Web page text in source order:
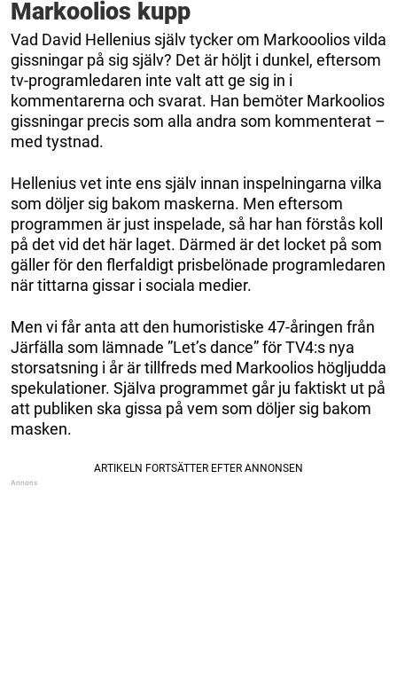
Markoolios kupp
Vad David Hellenius själv tycker om Markooolios vilda
gissningar på sig själv? Det är höljt i dunkel, eftersom
tv-programledaren inte valt att ge sig in i
kommentarerna och svarat. Han bemöter Markoolios
gissningar precis som alla andra som kommenterat –
med tystnad.
Hellenius vet inte ens själv innan inspelningarna vilka
som döljer sig bakom maskerna. Men eftersom
programmen är just inspelade, så har han förstås koll
på det vid det här laget. Därmed är det locket på som
gäller för den flerfaldigt prisbelönade programledaren
när tittarna gissar i sociala medier.
Men vi får anta att den humoristiske 47-åringen från
Järfälla som lämnade ”Let’s dance” för TV4:s nya
storsatsning i år är tillfreds med Markoolios högljudda
spekulationer. Själva programmet går ju faktiskt ut på
att publiken ska gissa på vem som döljer sig bakom
masken.